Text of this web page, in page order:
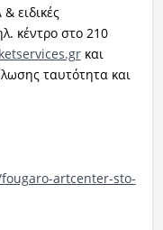
ειδικές
κέντρο στο 210
και
ταυτότητα και
artcenter-sto-